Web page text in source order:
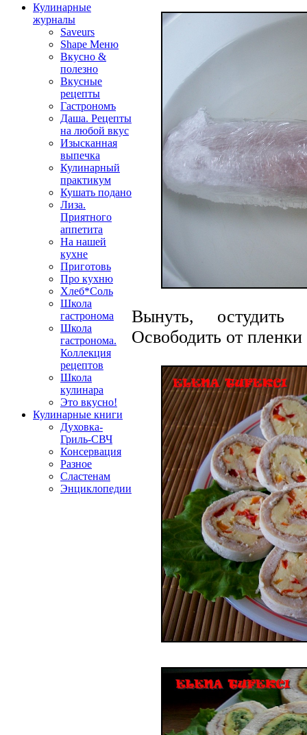
Кулинарные
журналы
Saveurs
Shape Меню
Вкусно &
полезно
Вкусные
рецепты
Гастрономъ
Даша. Рецепты
на любой вкус
Изысканная
выпечка
Кулинарный
практикум
Кушать подано
Лиза.
Приятного
аппетита
На нашей
кухне
Приготовь
Про кухню
Хлеб*Соль
Школа
гастронома
Школа
гастронома.
Коллекция
рецептов
Школа
кулинара
Это вкусно!
Кулинарные книги
Духовка-
Гриль-СВЧ
Консервация
Разное
Сластенам
Энциклопедии
Вынуть,
Освободить от пленки